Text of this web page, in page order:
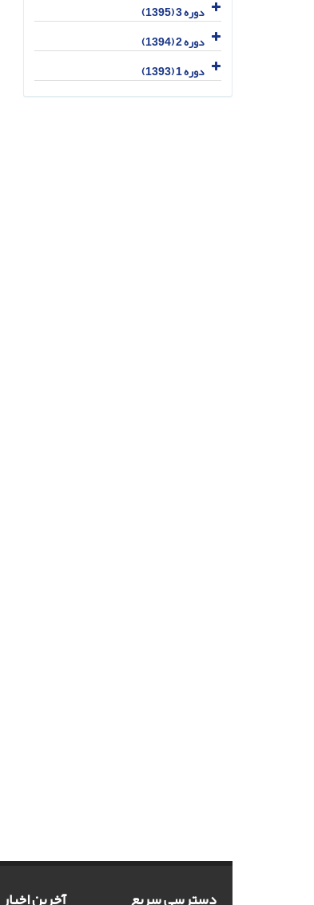
دوره 3 (1395)
دوره 2 (1394)
دوره 1 (1393)